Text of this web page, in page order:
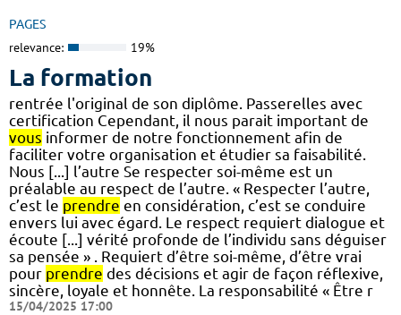
PAGES
relevance: 19%
La formation
rentrée l'original de son diplôme. Passerelles avec
certification Cependant, il nous parait important de
vous informer de notre fonctionnement afin de
faciliter votre organisation et étudier sa faisabilité.
Nous [...] l’autre Se respecter soi-même est un
préalable au respect de l’autre. « Respecter l’autre,
c’est le prendre en considération, c’est se conduire
envers lui avec égard. Le respect requiert dialogue et
écoute [...] vérité profonde de l’individu sans déguiser
sa pensée » . Requiert d’être soi-même, d’être vrai
pour prendre des décisions et agir de façon réflexive,
sincère, loyale et honnête. La responsabilité « Être r
15/04/2025 17:00